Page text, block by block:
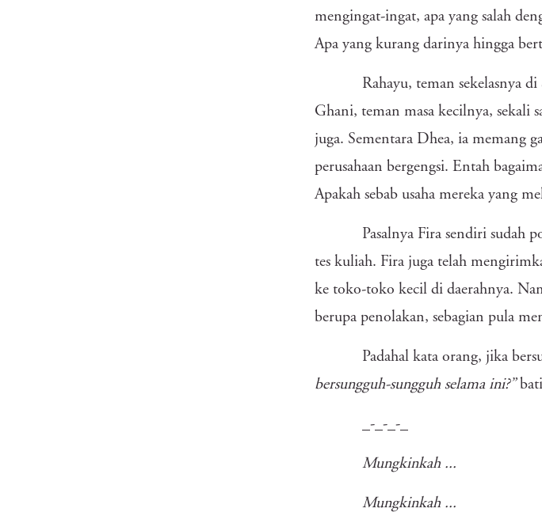
mengingat-ingat, apa yang salah
Apa yang kurang darinya hingga
Rahayu, teman sekelasnya
Ghani, teman masa kecilnya, sekali
juga. Sementara Dhea, ia memang
perusahaan bergengsi. Entah
Apakah sebab usaha mereka yang
Pasalnya Fira sendiri sudah
tes kuliah. Fira juga telah
ke toko-toko kecil di daerahnya.
berupa penolakan, sebagian pula
Padahal kata orang, jika
bersungguh-sungguh selama ini?”
_-_-_-_
Mungkinkah ...
Mungkinkah ...